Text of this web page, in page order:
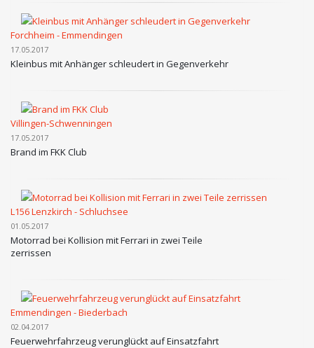
Forchheim - Emmendingen
17.05.2017
Kleinbus mit Anhänger schleudert in Gegenverkehr
Villingen-Schwenningen
17.05.2017
Brand im FKK Club
L156 Lenzkirch - Schluchsee
01.05.2017
Motorrad bei Kollision mit Ferrari in zwei Teile
zerrissen
Emmendingen - Biederbach
02.04.2017
Feuerwehrfahrzeug verunglückt auf Einsatzfahrt